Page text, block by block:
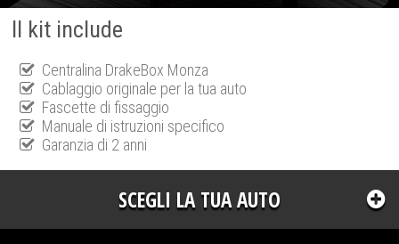
Il kit include
Centralina DrakeBox Monza
Cablaggio originale per la tua auto
Fascette di fissaggio
Manuale di istruzioni specifico
Garanzia di 2 anni
SCEGLI LA TUA AUTO